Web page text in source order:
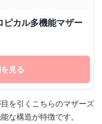
ピカル多機能マザー
見る
を引くこちらのマザーズ
な構造が特徴です。